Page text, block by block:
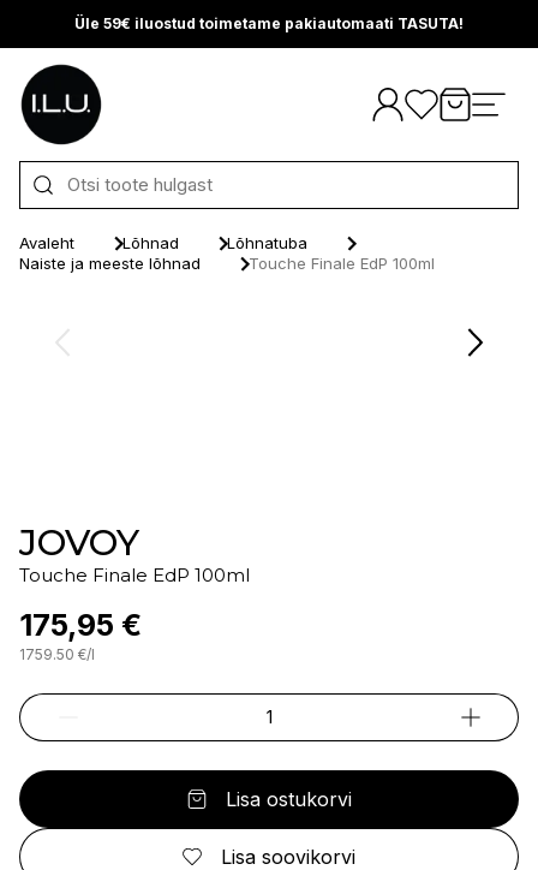
Üle 59€ iluostud toimetame pakiautomaati TASUTA!
Otse sisu juurde
Avaleht Lõhnad
Lõhnatuba
Naiste ja meeste lõhnad
Touche Finale EdP 100ml
JOVOY
Touche Finale EdP 100ml
175,95 €
1759.50 €/l
Lisa ostukorvi
Lisa soovikorvi